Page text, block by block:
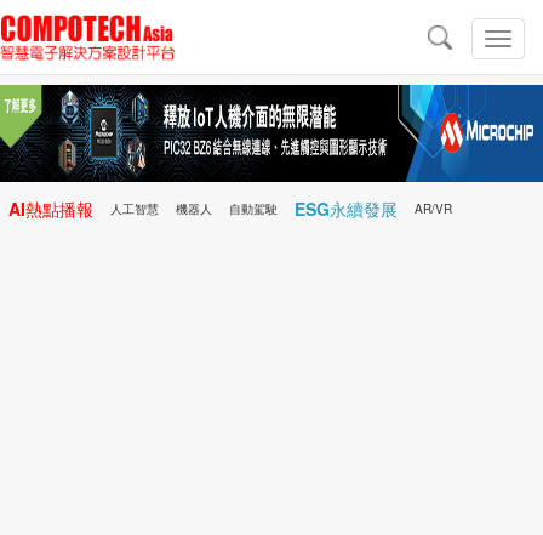
切
換
導
航
AI熱點播報 人工智慧 機器人 自動駕駛 ESG永續發展 AR/VR